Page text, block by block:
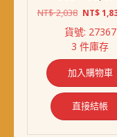
NT$2,038 原
價
格：
NT$
NT$
貨號: 27367
3 件庫存
加入購物車
直接結帳